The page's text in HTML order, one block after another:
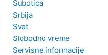
Subotica
Srbija
Svet
Slobodno vreme
Servisne informacije